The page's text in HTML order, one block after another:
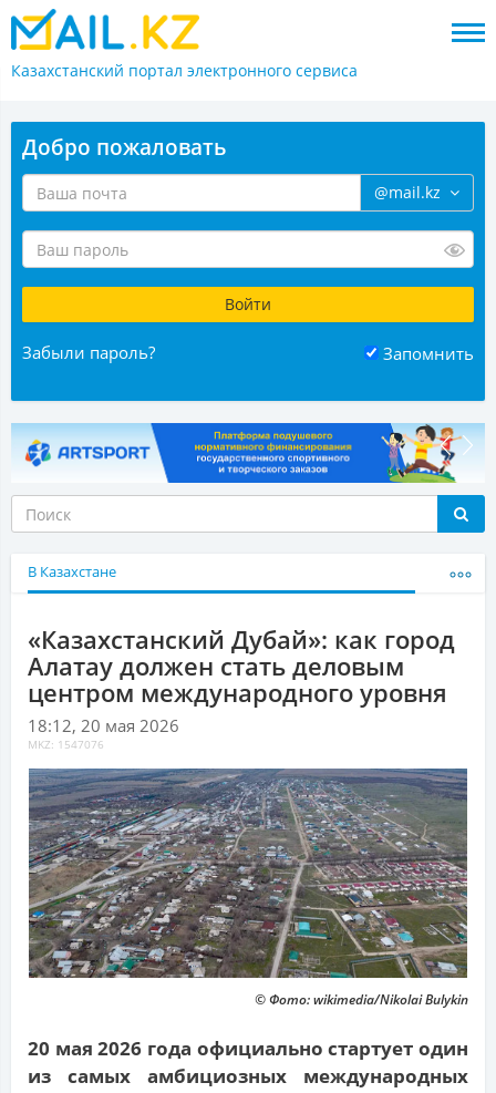
Казахстанский портал электронного сервиса
Добро пожаловать
@mail.kz
Забыли пароль? Запомнить
В Казахстане
«Казахстанский Дубай»: как город
Алатау должен стать деловым
центром международного уровня
18:12, 20 мая 2026
MKZ: 1547076
© Фото: wikimedia/Nikolai Bulykin
20 мая 2026 года официально стартует один
из самых амбициозных международных